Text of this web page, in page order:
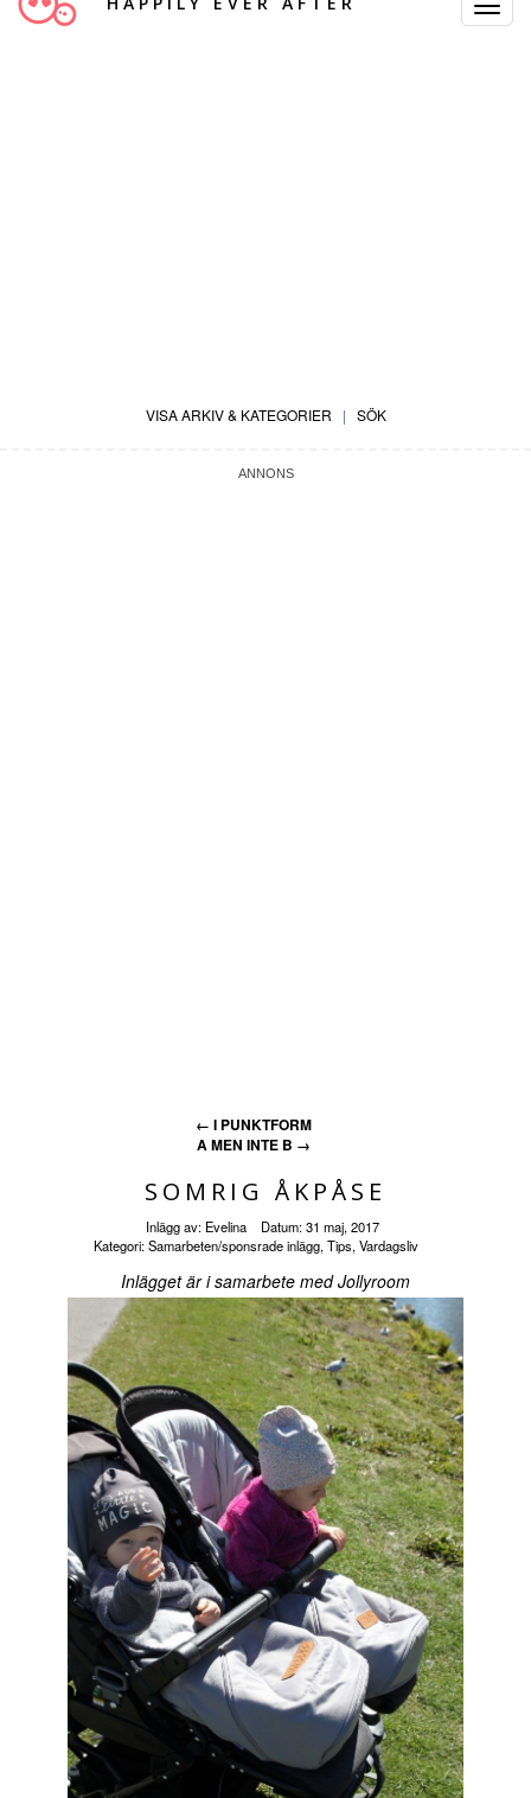
Toggle
VISA ARKIV & KATEGORIER | SÖK
← I PUNKTFORM
A MEN INTE B →
SOMRIG ÅKPÅSE
Inlägg av: Evelina Datum:31 maj, 2017
Kategori:Samarbeten/sponsrade inlägg, Tips, Vardagsliv
Inlägget är i samarbete med Jollyroom